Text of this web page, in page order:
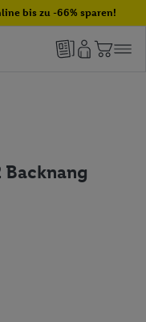
bis zu -66% sparen!
Backnang